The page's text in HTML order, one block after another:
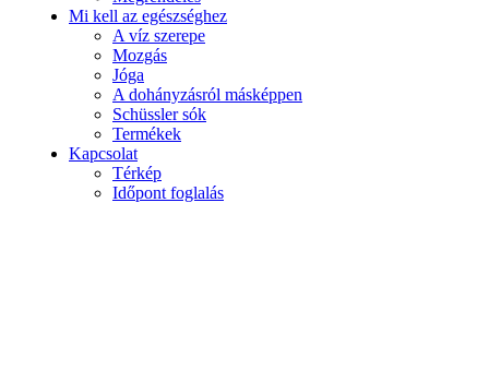
Mi kell az egészséghez
A víz szerepe
Mozgás
Jóga
A dohányzásról másképpen
Schüssler sók
Termékek
Kapcsolat
Térkép
Időpont foglalás